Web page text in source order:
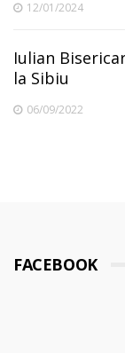
12/01/2024
Iulian
la Sibiu
06/09/2022
FACEBOOK